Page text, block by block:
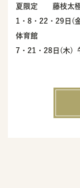
夏限定 藤枝太極
1・8・22・29日(
体育館
7・21・28日(木)